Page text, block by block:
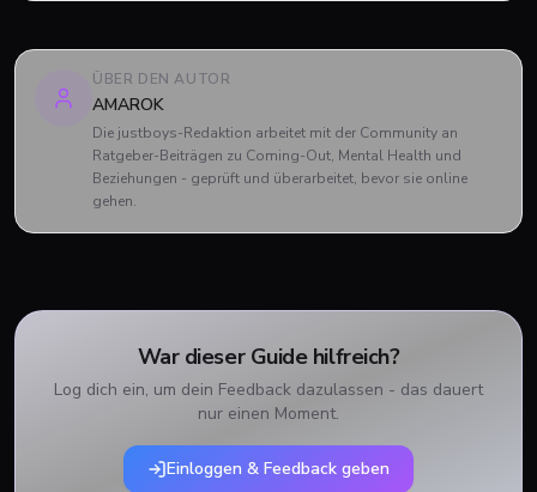
ÜBER DEN AUTOR
AMAROK
Die justboys-Redaktion arbeitet mit der Community an
Ratgeber-Beiträgen zu Coming-Out, Mental Health und
Beziehungen - geprüft und überarbeitet, bevor sie online
gehen.
War dieser Guide hilfreich?
Log dich ein, um dein Feedback dazulassen - das dauert
nur einen Moment.
Einloggen & Feedback geben